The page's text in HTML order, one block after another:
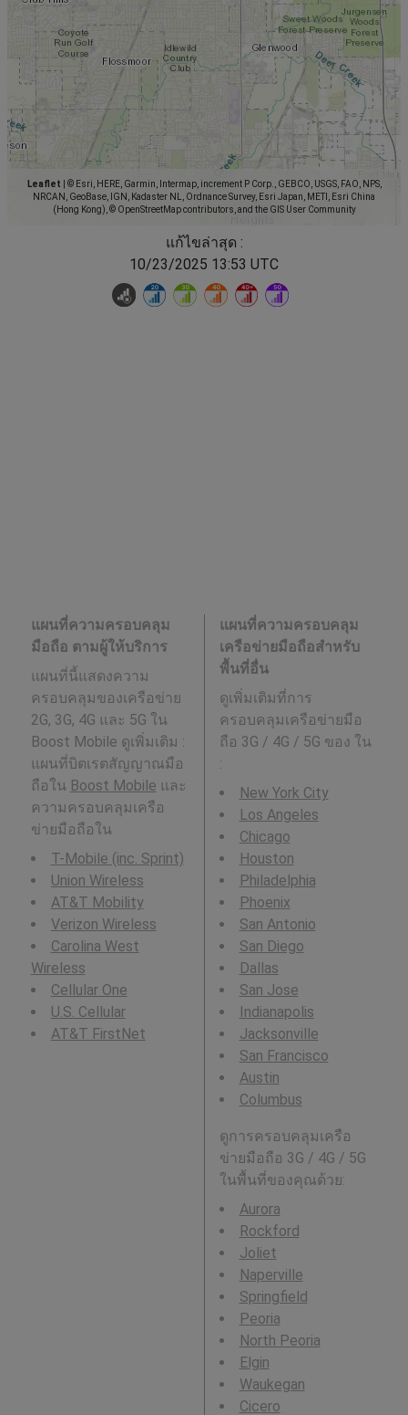
Leaflet
© Esri, HERE, Garmin, Intermap, increment P Corp., GEBCO, USGS, FAO, NPS,
NRCAN, GeoBase, IGN, Kadaster NL, Ordnance Survey, Esri Japan, METI, Esri China
(Hong Kong), © OpenStreetMap contributors, and the GIS User Community
แก้ไขล่าสุด :
10/23/2025 13:53 UTC
แผนที่ความครอบคลุม
มือถือ ตามผู้ให้บริการ
แผนที่นี้แสดงความ
ครอบคลุมของเครือข่าย
2G, 3G, 4G และ 5G ใน
Boost Mobile ดูเพิ่มเติม :
แผนที่บิตเรตสัญญาณมือ
ถือใน Boost Mobile และ
ความครอบคลุมเครือ
ข่ายมือถือใน
T-Mobile (inc. Sprint)
Union Wireless
AT&T Mobility
Verizon Wireless
Carolina West
Wireless
Cellular One
U.S. Cellular
AT&T FirstNet
แผนที่ความครอบคลุม
เครือข่ายมือถือสำหรับ
พื้นที่อื่น
ดูเพิ่มเติมที่การ
ครอบคลุมเครือข่ายมือ
ถือ 3G / 4G / 5G ของ ใน
:
New York City
Los Angeles
Chicago
Houston
Philadelphia
Phoenix
San Antonio
San Diego
Dallas
San Jose
Indianapolis
Jacksonville
San Francisco
Austin
Columbus
ดูการครอบคลุมเครือ
ข่ายมือถือ 3G / 4G / 5G
ในพื้นที่ของคุณด้วย:
Aurora
Rockford
Joliet
Naperville
Springfield
Peoria
North Peoria
Elgin
Waukegan
Cicero